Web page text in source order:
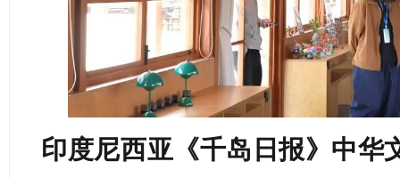
印度尼西亚《千岛日报》中华